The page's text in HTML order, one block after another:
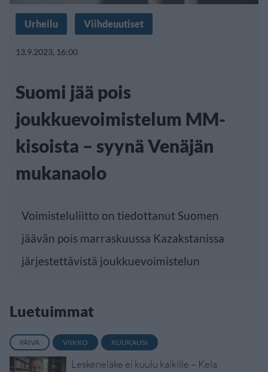
Urheilu Viihdeuutiset
13.9.2023, 16:00
Suomi jää pois
joukkuevoimistelum MM-
kisoista – syynä Venäjän
mukanaolo
Voimisteluliitto on tiedottanut Suomen
jäävän pois marraskuussa Kazakstanissa
järjestettävistä joukkuevoimistelun
Luetuimmat
PÄIVÄ VIIKKO KUUKAUSI
Leskeneläke ei kuulu kaikille – Kela